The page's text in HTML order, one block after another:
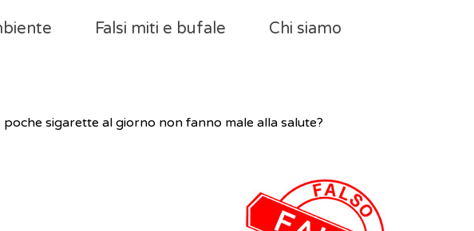
Falsi miti e bufale Chi siamo
poche sigarette al giorno non fanno male alla salute?